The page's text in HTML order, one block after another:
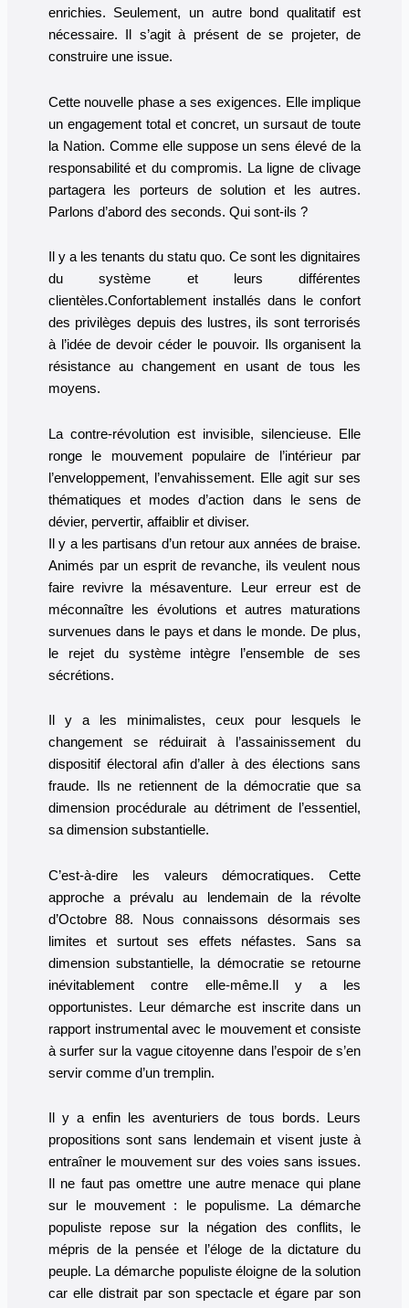
enrichies. Seulement, un autre bond qualitatif est
nécessaire. Il s’agit à présent de se projeter, de
construire une issue.
Cette nouvelle phase a ses exigences. Elle implique
un engagement total et concret, un sursaut de toute
la Nation. Comme elle suppose un sens élevé de la
responsabilité et du compromis. La ligne de clivage
partagera les porteurs de solution et les autres.
Parlons d’abord des seconds. Qui sont-ils ?
Il y a les tenants du statu quo. Ce sont les dignitaires
du système et leurs différentes
clientèles.Confortablement installés dans le confort
des privilèges depuis des lustres, ils sont terrorisés
à l’idée de devoir céder le pouvoir. Ils organisent la
résistance au changement en usant de tous les
moyens.
La contre-révolution est invisible, silencieuse. Elle
ronge le mouvement populaire de l’intérieur par
l’enveloppement, l’envahissement. Elle agit sur ses
thématiques et modes d’action dans le sens de
dévier, pervertir, affaiblir et diviser.
Il y a les partisans d’un retour aux années de braise.
Animés par un esprit de revanche, ils veulent nous
faire revivre la mésaventure. Leur erreur est de
méconnaître les évolutions et autres maturations
survenues dans le pays et dans le monde. De plus,
le rejet du système intègre l’ensemble de ses
sécrétions.
Il y a les minimalistes, ceux pour lesquels le
changement se réduirait à l’assainissement du
dispositif électoral afin d’aller à des élections sans
fraude. Ils ne retiennent de la démocratie que sa
dimension procédurale au détriment de l’essentiel,
sa dimension substantielle.
C’est-à-dire les valeurs démocratiques. Cette
approche a prévalu au lendemain de la révolte
d’Octobre 88. Nous connaissons désormais ses
limites et surtout ses effets néfastes. Sans sa
dimension substantielle, la démocratie se retourne
inévitablement contre elle-même.Il y a les
opportunistes. Leur démarche est inscrite dans un
rapport instrumental avec le mouvement et consiste
à surfer sur la vague citoyenne dans l’espoir de s’en
servir comme d’un tremplin.
Il y a enfin les aventuriers de tous bords. Leurs
propositions sont sans lendemain et visent juste à
entraîner le mouvement sur des voies sans issues.
Il ne faut pas omettre une autre menace qui plane
sur le mouvement : le populisme. La démarche
populiste repose sur la négation des conflits, le
mépris de la pensée et l’éloge de la dictature du
peuple. La démarche populiste éloigne de la solution
car elle distrait par son spectacle et égare par son